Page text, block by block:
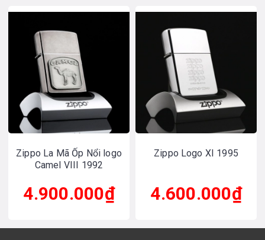
Zippo La Mã Ốp Nổi logo
Camel VIII 1992
4.900.000₫
Zippo Logo XI 1995
4.600.000₫